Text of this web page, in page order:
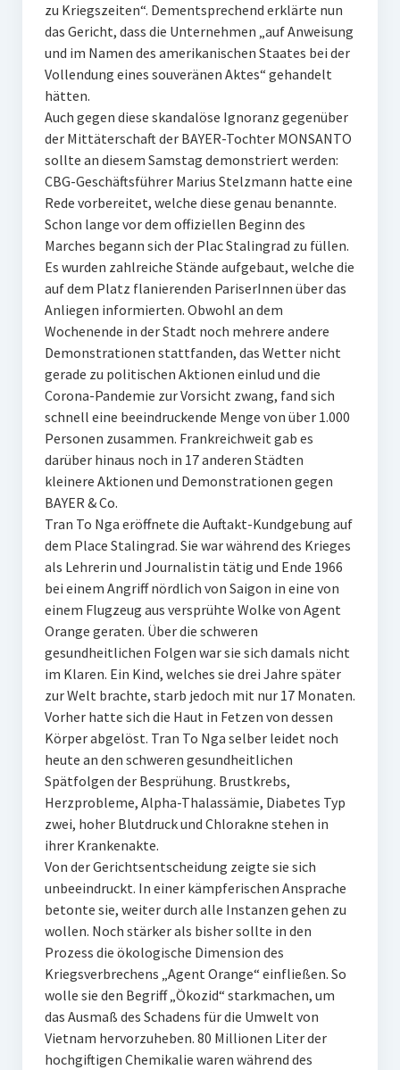
zu Kriegszeiten“. Dementsprechend erklärte nun
das Gericht, dass die Unternehmen „auf Anweisung
und im Namen des amerikanischen Staates bei der
Vollendung eines souveränen Aktes“ gehandelt
hätten.
Auch gegen diese skandalöse Ignoranz gegenüber
der Mittäterschaft der BAYER-Tochter MONSANTO
sollte an diesem Samstag demonstriert werden:
CBG-Geschäftsführer Marius Stelzmann hatte eine
Rede vorbereitet, welche diese genau benannte.
Schon lange vor dem offiziellen Beginn des
Marches begann sich der Plac Stalingrad zu füllen.
Es wurden zahlreiche Stände aufgebaut, welche die
auf dem Platz flanierenden PariserInnen über das
Anliegen informierten. Obwohl an dem
Wochenende in der Stadt noch mehrere andere
Demonstrationen stattfanden, das Wetter nicht
gerade zu politischen Aktionen einlud und die
Corona-Pandemie zur Vorsicht zwang, fand sich
schnell eine beeindruckende Menge von über 1.000
Personen zusammen. Frankreichweit gab es
darüber hinaus noch in 17 anderen Städten
kleinere Aktionen und Demonstrationen gegen
BAYER & Co.
Tran To Nga eröffnete die Auftakt-Kundgebung auf
dem Place Stalingrad. Sie war während des Krieges
als Lehrerin und Journalistin tätig und Ende 1966
bei einem Angriff nördlich von Saigon in eine von
einem Flugzeug aus versprühte Wolke von Agent
Orange geraten. Über die schweren
gesundheitlichen Folgen war sie sich damals nicht
im Klaren. Ein Kind, welches sie drei Jahre später
zur Welt brachte, starb jedoch mit nur 17 Monaten.
Vorher hatte sich die Haut in Fetzen von dessen
Körper abgelöst. Tran To Nga selber leidet noch
heute an den schweren gesundheitlichen
Spätfolgen der Besprühung. Brustkrebs,
Herzprobleme, Alpha-Thalassämie, Diabetes Typ
zwei, hoher Blutdruck und Chlorakne stehen in
ihrer Krankenakte.
Von der Gerichtsentscheidung zeigte sie sich
unbeeindruckt. In einer kämpferischen Ansprache
betonte sie, weiter durch alle Instanzen gehen zu
wollen. Noch stärker als bisher sollte in den
Prozess die ökologische Dimension des
Kriegsverbrechens „Agent Orange“ einfließen. So
wolle sie den Begriff „Ökozid“ starkmachen, um
das Ausmaß des Schadens für die Umwelt von
Vietnam hervorzuheben. 80 Millionen Liter der
hochgiftigen Chemikalie waren während des